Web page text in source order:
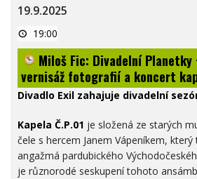
19.9.2025
Miloš
Fic:
Divadelní
Planetky
Č.P.01
-
vernisáž
a
koncert
kapely
19:00
Miloš Fic: Divadelní Planetky
vernisáž fotografií a koncert
Divadlo Exil zahajuje divadelní
Kapela Č.P.01 je složená ze starých
čele s hercem Janem Vápeníkem,
angažmá pardubického
je různorodé seskupení tohoto